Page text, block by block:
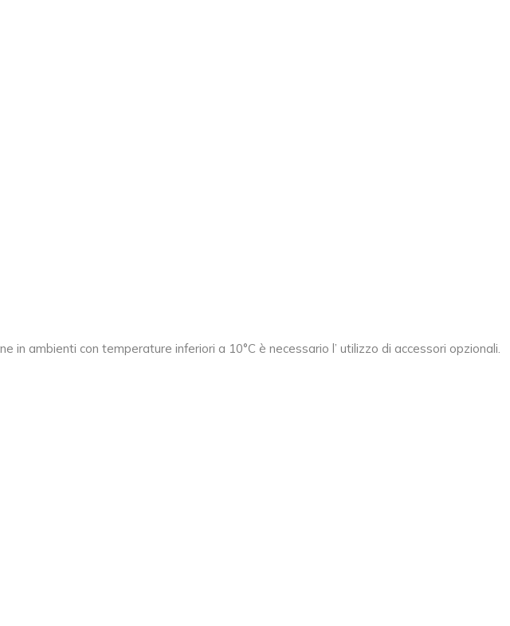
in ambienti con temperature inferiori a 10°C è necessario l’ utilizzo di accessori opzionali.